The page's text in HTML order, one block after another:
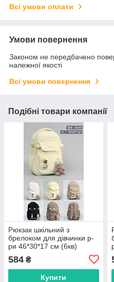
Всі умови оплати
Умови повернення
Законом не передбачено
належної якості
Всі умови повернення
Подібні товари компанії
Рюкзак шкільний з
брелоком для дівчинки р-
ри 46*30*17 см (6кв)
прямого постачальника
584 ₴
Купити